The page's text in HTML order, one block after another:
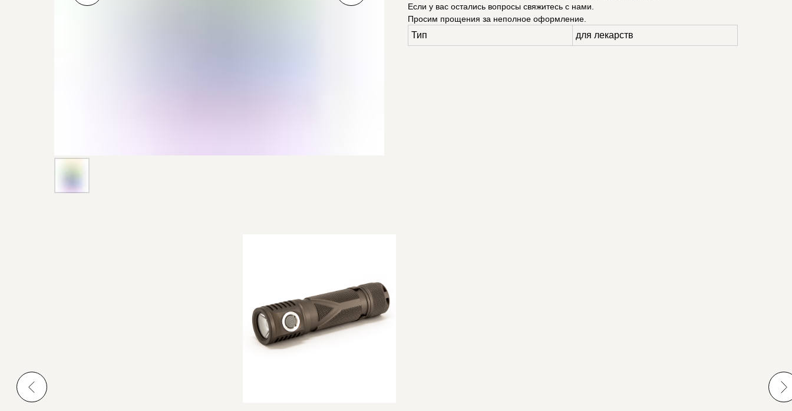
Если у вас остались вопросы свяжитесь с нами.
Просим прощения за неполное оформление.
Тип для лекарств